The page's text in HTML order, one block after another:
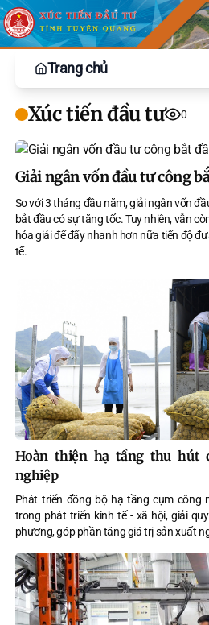
Trang chủ
Xúc tiến đầu tư 0
Giải ngân vốn đầu tư công
So với 3 tháng đầu năm, giải ngân vốn
bắt đầu có sự tăng tốc. Tuy nhiên, vẫn
hóa giải để đẩy nhanh hơn nữa tiến độ
tế.
Hoàn thiện hạ tầng thu hút
nghiệp
Phát triển đồng bộ hạ tầng cụm công
trong phát triển kinh tế - xã hội, giải
phương, góp phần tăng giá trị sản xuất